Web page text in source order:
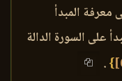
المبدأ
على السورة الدالة
}
.